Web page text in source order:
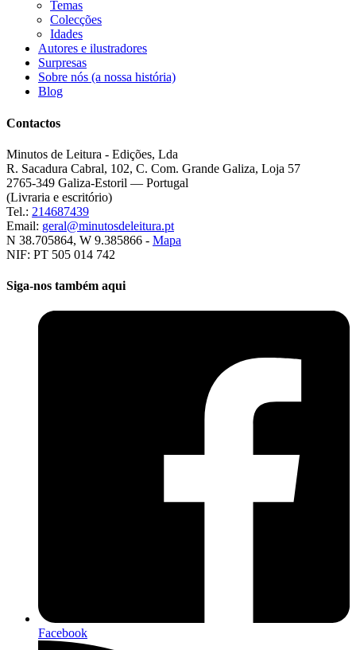
Temas
Colecções
Idades
Autores e ilustradores
Surpresas
Sobre nós (a nossa história)
Blog
Contactos
Minutos de Leitura - Edições, Lda
R. Sacadura Cabral, 102, C. Com. Grande Galiza, Loja 57
2765-349 Galiza-Estoril — Portugal
(Livraria e escritório)
Tel.: 214687439
Email: geral@minutosdeleitura.pt
N 38.705864, W 9.385866 - Mapa
NIF: PT 505 014 742
Siga-nos também aqui
Facebook